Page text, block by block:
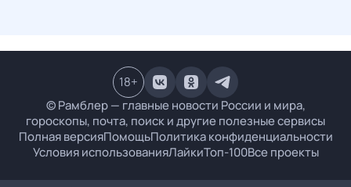
© Рамблер — главные новости России и мира,
гороскопы, почта, поиск и другие полезные сервисы
Полная версияПомощьПолитика конфиденциальности
Условия использованияЛайкиТоп-100Все проекты
18+